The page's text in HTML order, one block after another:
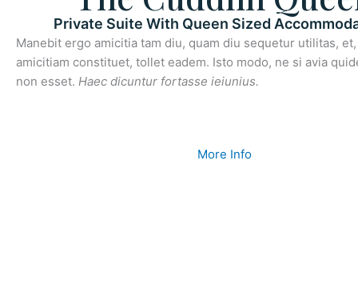
Private Suite With Queen Sized
Manebit ergo amicitia tam diu, quam diu sequetur utilitas,
amicitiam constituet, tollet eadem. Isto modo, ne si avia
non esset. Haec dicuntur fortasse ieiunius.
More Info